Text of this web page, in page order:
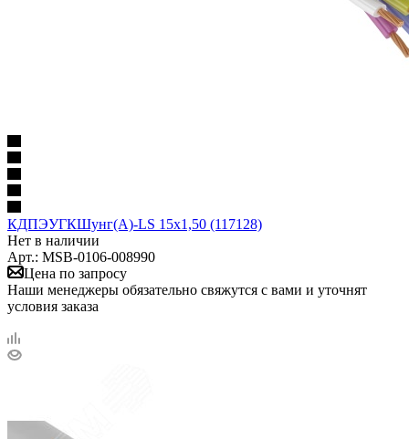
КДПЭУГКШунг(А)-LS 15х1,50 (117128)
Нет в наличии
Арт.: MSB-0106-008990
Цена по запросу
Наши менеджеры обязательно свяжутся с вами и уточнят
условия заказа